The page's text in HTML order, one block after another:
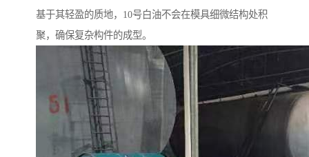
基于其轻盈的质地，10号白油不会在模具细微结构处积
聚，确保复杂构件的成型。